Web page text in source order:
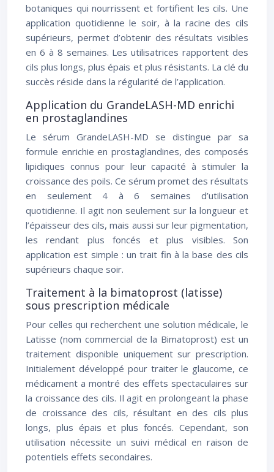
botaniques qui nourrissent et fortifient les cils. Une
application quotidienne le soir, à la racine des cils
supérieurs, permet d’obtenir des résultats visibles
en 6 à 8 semaines. Les utilisatrices rapportent des
cils plus longs, plus épais et plus résistants. La clé du
succès réside dans la régularité de l’application.
Application du GrandeLASH-MD enrichi
en prostaglandines
Le sérum GrandeLASH-MD se distingue par sa
formule enrichie en prostaglandines, des composés
lipidiques connus pour leur capacité à stimuler la
croissance des poils. Ce sérum promet des résultats
en seulement 4 à 6 semaines d’utilisation
quotidienne. Il agit non seulement sur la longueur et
l’épaisseur des cils, mais aussi sur leur pigmentation,
les rendant plus foncés et plus visibles. Son
application est simple : un trait fin à la base des cils
supérieurs chaque soir.
Traitement à la bimatoprost (latisse)
sous prescription médicale
Pour celles qui recherchent une solution médicale, le
Latisse (nom commercial de la Bimatoprost) est un
traitement disponible uniquement sur prescription.
Initialement développé pour traiter le glaucome, ce
médicament a montré des effets spectaculaires sur
la croissance des cils. Il agit en prolongeant la phase
de croissance des cils, résultant en des cils plus
longs, plus épais et plus foncés. Cependant, son
utilisation nécessite un suivi médical en raison de
potentiels effets secondaires.